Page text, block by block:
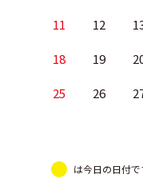
11 12
18 19
25 26
は今日の日付で